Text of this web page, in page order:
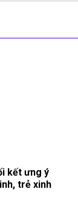
kết ưng ý
trẻ xinh